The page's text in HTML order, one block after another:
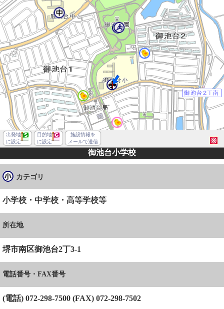
堺市南区御池台２丁
出発地
に設定
目的地
に設定
施設情報を
メールで送信
御池台小学校
カテゴリ
小学校・中学校・高等学校等
所在地
堺市南区御池台2丁3-1
電話番号・FAX番号
(電話) 072-298-7500 (FAX) 072-298-7502